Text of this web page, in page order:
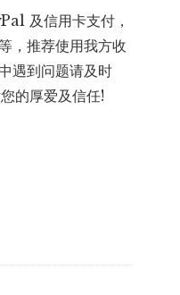
及信用卡支付，
，推荐使用我方收
遇到问题请及时
的厚爱及信任!